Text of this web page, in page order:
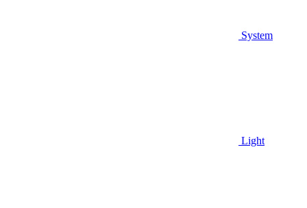
System
Light